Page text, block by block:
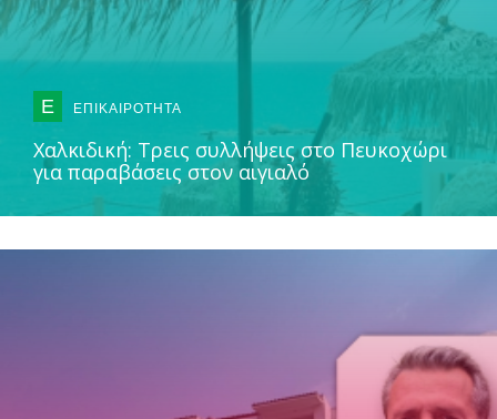
Ε ΕΠΙΚΑΙΡΟΤΗΤΑ
Χαλκιδική: Τρεις συλλήψεις στο Πευκοχώρι
για παραβάσεις στον αιγιαλό